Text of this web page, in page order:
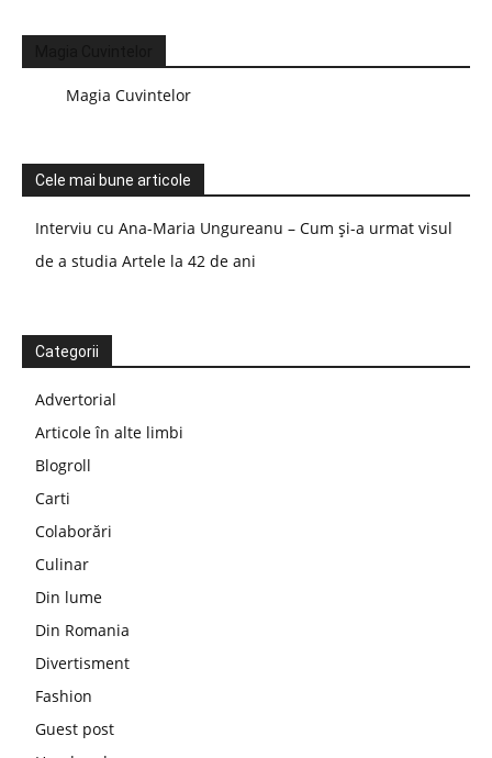
Magia Cuvintelor
Cele mai bune articole
Interviu cu Ana-Maria Ungureanu – Cum și-a urmat visul
de a studia Artele la 42 de ani
Categorii
Advertorial
Articole în alte limbi
Blogroll
Carti
Colaborări
Culinar
Din lume
Din Romania
Divertisment
Fashion
Guest post